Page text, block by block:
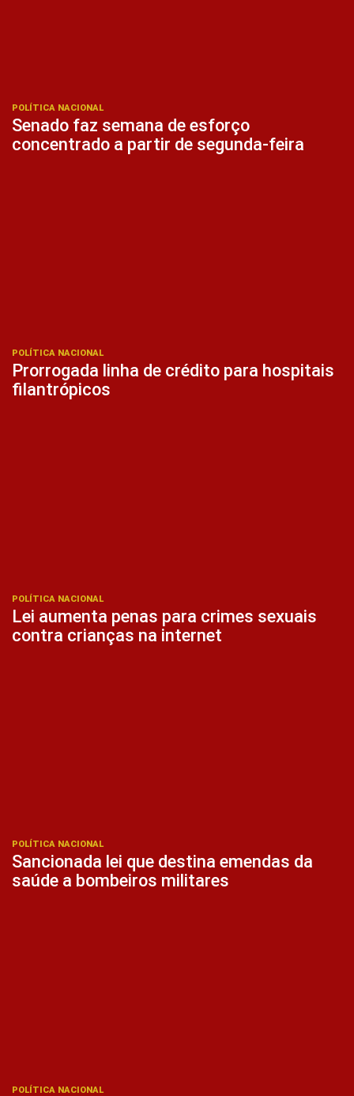
POLÍTICA NACIONAL
Senado faz semana de esforço
concentrado a partir de segunda-feira
POLÍTICA NACIONAL
Prorrogada linha de crédito para hospitais
filantrópicos
POLÍTICA NACIONAL
Lei aumenta penas para crimes sexuais
contra crianças na internet
POLÍTICA NACIONAL
Sancionada lei que destina emendas da
saúde a bombeiros militares
POLÍTICA NACIONAL